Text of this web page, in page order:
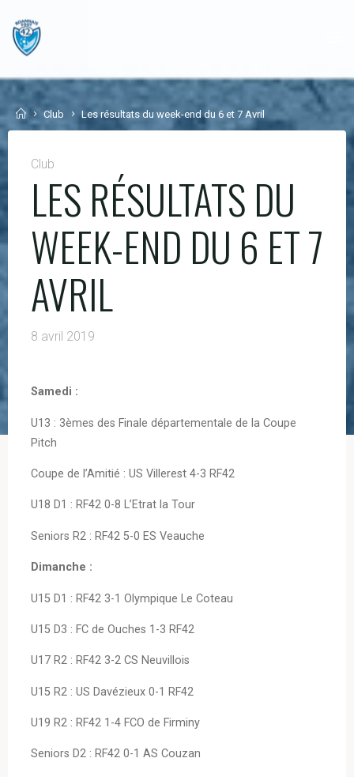
content
Home
Club Les résultats du week-end du 6 et 7 Avril
Club
LES RÉSULTATS DU
WEEK-END DU 6 ET 7
AVRIL
8 avril 2019
Samedi :
U13 : 3èmes des Finale départementale de la Coupe
Pitch
Coupe de l’Amitié : US Villerest 4-3 RF42
U18 D1 : RF42 0-8 L’Etrat la Tour
Seniors R2 : RF42 5-0 ES Veauche
Dimanche :
U15 D1 : RF42 3-1 Olympique Le Coteau
U15 D3 : FC de Ouches 1-3 RF42
U17 R2 : RF42 3-2 CS Neuvillois
U15 R2 : US Davézieux 0-1 RF42
U19 R2 : RF42 1-4 FCO de Firminy
Seniors D2 : RF42 0-1 AS Couzan